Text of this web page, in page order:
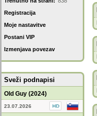
Registracija
Moje nastavitve
Postani VIP
Izmenjava povezav
Sveži podnapisi
Old Guy (2024)
23.07.2026